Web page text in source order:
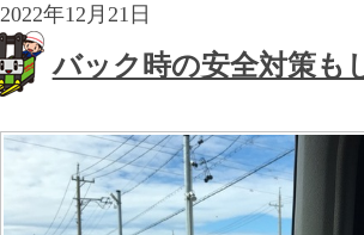
2022年12月21日
バック時の安全対策も